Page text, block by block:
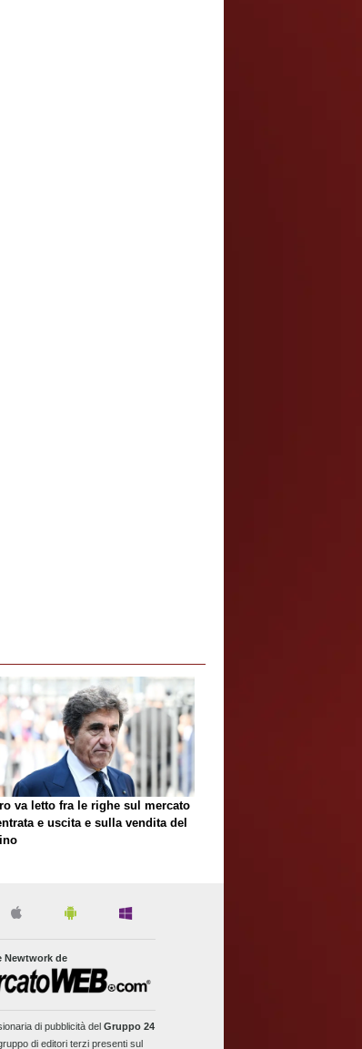
va letto fra le righe sul mercato
e uscita e sulla vendita del
Newtwork de
di pubblicità del Gruppo 24
di editori terzi presenti sul